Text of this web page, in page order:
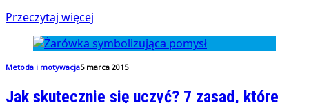
Przeczytaj więcej
Metoda i motywacja5 marca 2015
Jak skutecznie się uczyć? 7 zasad, które